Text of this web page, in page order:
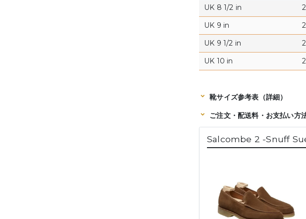
UK 8 1/2 in
UK 9 in
UK 9 1/2 in
UK 10 in
靴サイズ参考表（詳細）
ご注文・配送料・お支払い方
Salcombe 2 -Snuff